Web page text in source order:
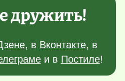
дружить!
, в Вконтакте, в
и в Постиле!